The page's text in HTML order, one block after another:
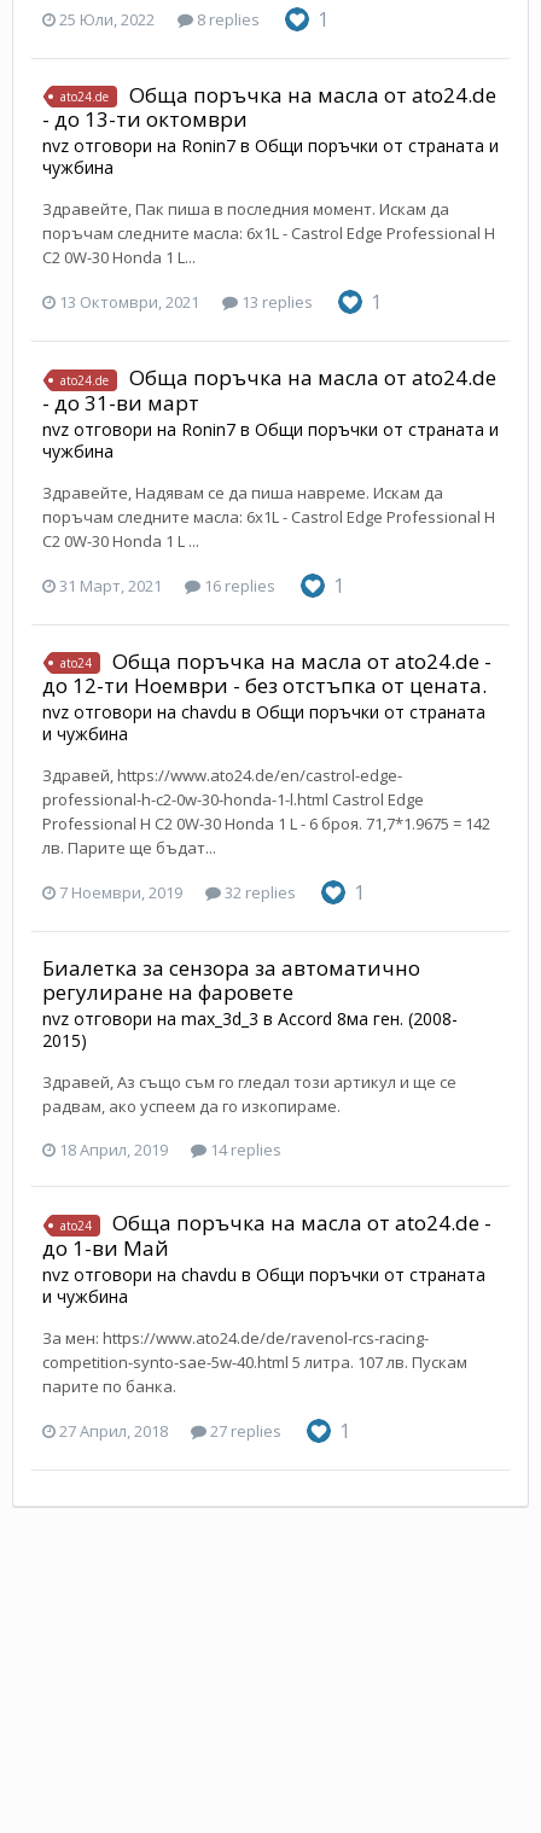
25 Юли, 2022 8 replies 1
ato24.de
Обща поръчка на масла от ato24.de
- до 13-ти октомври
nvz отговори на Ronin7 в Общи поръчки от страната и
чужбина
Здравейте, Пак пиша в последния момент. Искам да
поръчам следните масла: 6х1L - Castrol Edge Professional H
C2 0W-30 Honda 1 L...
13 Октомври, 2021 13 replies 1
ato24.de
Обща поръчка на масла от ato24.de
- до 31-ви март
nvz отговори на Ronin7 в Общи поръчки от страната и
чужбина
Здравейте, Надявам се да пиша навреме. Искам да
поръчам следните масла: 6х1L - Castrol Edge Professional H
C2 0W-30 Honda 1 L ...
31 Март, 2021 16 replies 1
ato24
Обща поръчка на масла от ato24.de -
до 12-ти Ноември - без отстъпка от цената.
nvz отговори на chavdu в Общи поръчки от страната
и чужбина
Здравей, https://www.ato24.de/en/castrol-edge-
professional-h-c2-0w-30-honda-1-l.html Castrol Edge
Professional H C2 0W-30 Honda 1 L - 6 броя. 71,7*1.9675 = 142
лв. Парите ще бъдат...
7 Ноември, 2019 32 replies 1
Биалетка за сензора за автоматично
регулиране на фаровете
nvz отговори на max_3d_3 в Accord 8ма ген. (2008-
2015)
Здравей, Аз също съм го гледал този артикул и ще се
радвам, ако успеем да го изкопираме.
18 Април, 2019
14 replies
ato24
Обща поръчка на масла от ato24.de -
до 1-ви Май
nvz отговори на chavdu в Общи поръчки от страната
и чужбина
За мен: https://www.ato24.de/de/ravenol-rcs-racing-
competition-synto-sae-5w-40.html 5 литра. 107 лв. Пускам
парите по банка.
27 Април, 2018 27 replies 1